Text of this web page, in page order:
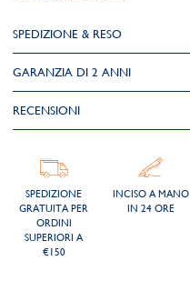
SPEDIZIONE & RESO
GARANZIA DI 2 ANNI
RECENSIONI
SPEDIZIONE
GRATUITA PER
ORDINI
SUPERIORI A
€150
INCISO A MANO
IN 24 ORE